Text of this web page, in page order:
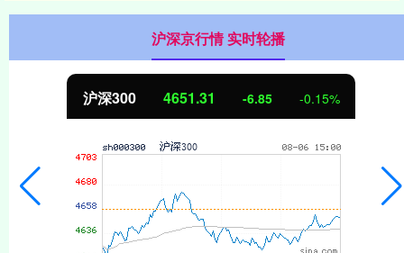
沪深京行情 实时轮播
沪深300 4651.31 -6.85 -0.15%